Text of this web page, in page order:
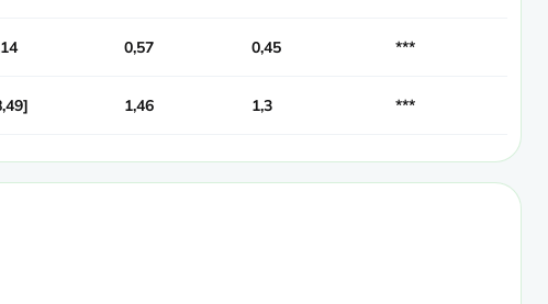
0,57 0,45 ***
1,46 1,3 ***